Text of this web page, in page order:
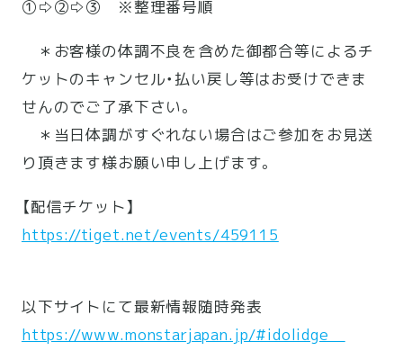
①⇨②⇨③ ※整理番号順
＊お客様の体調不良を含めた御都合等によるチ
ケットのキャンセル・払い戻し等はお受けできま
せんのでご了承下さい。
＊当日体調がすぐれない場合はご参加をお見送
り頂きます様お願い申し上げます。
【配信チケット】
https://tiget.net/events/459115
以下サイトにて最新情報随時発表
https://www.monstarjapan.jp/#idolidge